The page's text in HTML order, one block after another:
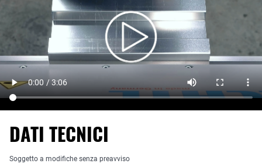
DATI TECNICI
Soggetto a modifiche senza preavviso